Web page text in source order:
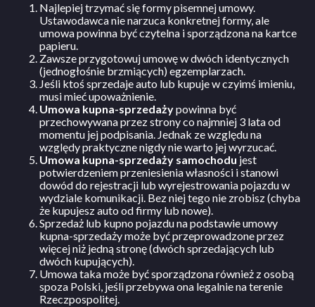
Najlepiej trzymać się formy pisemnej umowy.
Ustawodawca nie narzuca konkretnej formy, ale
umowa powinna być czytelna i sporządzona na kartce
papieru.
Zawsze przygotowuj umowę w dwóch identycznych
(jednogłośnie brzmiących) egzemplarzach.
Jeśli ktoś sprzedaje auto lub kupuje w czyimś imieniu,
musi mieć upoważnienie.
Umowa kupna-sprzedażypowinna być
przechowywana przez strony co najmniej 3 lata od
momentu jej podpisania. Jednak ze względu na
względy praktyczne nigdy nie warto jej wyrzucać.
Umowa kupna-sprzedaży samochodu jest
potwierdzeniem przeniesienia własności i stanowi
dowód do rejestracji lub wyrejestrowania pojazdu w
wydziale komunikacji. Bez niej tego nie zrobisz (chyba
że kupujesz auto od firmy lub nowe).
Sprzedaż lub kupno pojazdu na podstawie umowy
kupna-sprzedaży może być przeprowadzone przez
więcej niż jedną stronę (dwóch sprzedających lub
dwóch kupujących).
Umowa taka może być sporządzona również z osobą
spoza Polski, jeśli przebywa ona legalnie na terenie
Rzeczpospolitej.